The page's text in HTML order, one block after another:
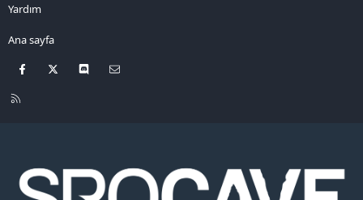
Yardım
Ana sayfa
Facebook Discord
R